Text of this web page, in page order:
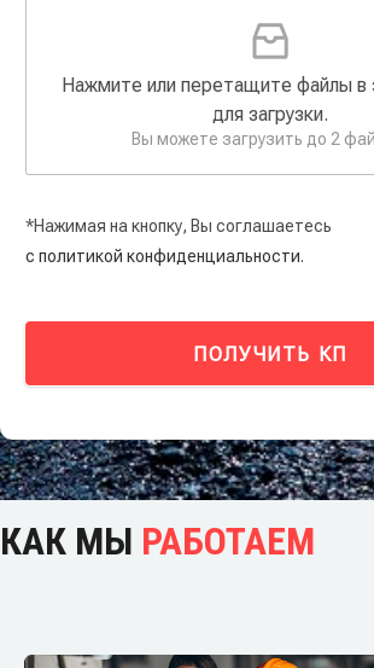
Нажмите или перетащите файлы в
для загрузки.
Вы можете загрузить до 2
*Нажимая на кнопку, Вы соглашаетесь
с политикой конфиденциальности.
ПОЛУЧИТЬ КП
КАК МЫ РАБОТАЕМ